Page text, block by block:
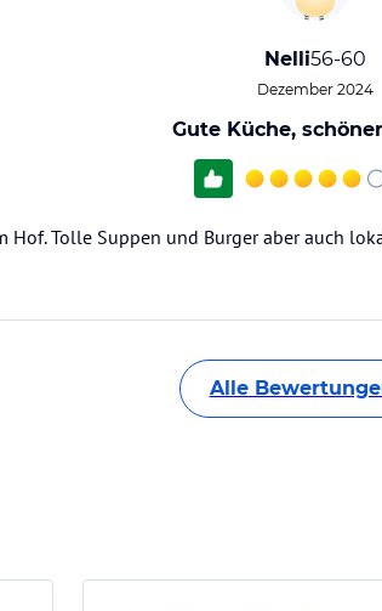
Nelli56-60
Dezember 2024
Gute Küche,
Hof. Tolle Suppen und Burger aber auch
Alle